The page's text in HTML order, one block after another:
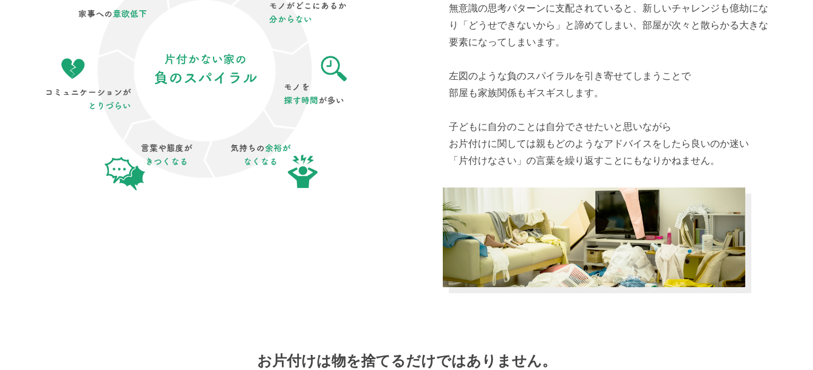
無意識の思考パターンに支配されていると、新しいチャレンジも億劫にな
り「どうせできないから」と諦めてしまい、部屋が次々と散らかる大きな
要素になってしまいます。
左図のような負のスパイラルを引き寄せてしまうことで
部屋も家族関係もギスギスします。
子どもに自分のことは自分でさせたいと思いながら
お片付けに関しては親もどのようなアドバイスをしたら良いのか迷い
「片付けなさい」の言葉を繰り返すことにもなりかねません。
お片付けは物を捨てるだけではありません。